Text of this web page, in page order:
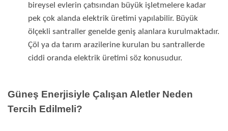
bireysel evlerin çatısından büyük işletmelere kadar
pek çok alanda elektrik üretimi yapılabilir. Büyük
ölçekli santraller genelde geniş alanlara kurulmaktadır.
Çöl ya da tarım arazilerine kurulan bu santrallerde
ciddi oranda elektrik üretimi söz konusudur.
Güneş Enerjisiyle Çalışan Aletler Neden
Tercih Edilmeli?